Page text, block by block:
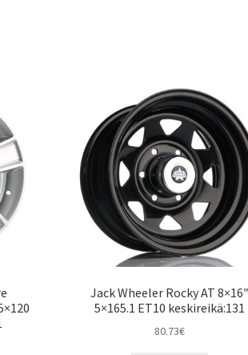
Jack Wheeler Rocky AT 8×16″
5×165.1 ET10 keskireikä:131
80.73€